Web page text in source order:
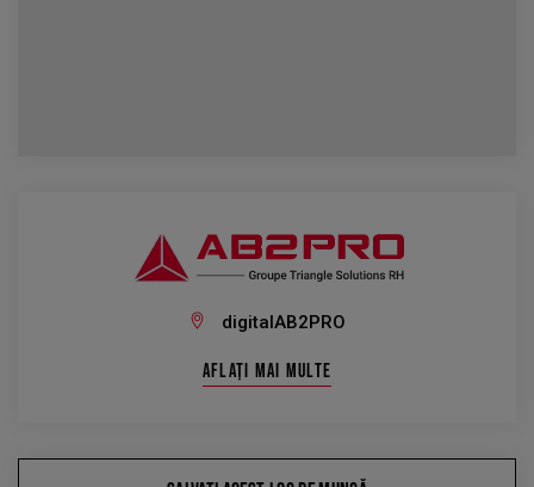
digitalAB2PRO
AFLAȚI MAI MULTE